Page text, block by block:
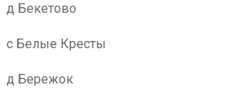
д Бекетово
с Белые Кресты
д Бережок